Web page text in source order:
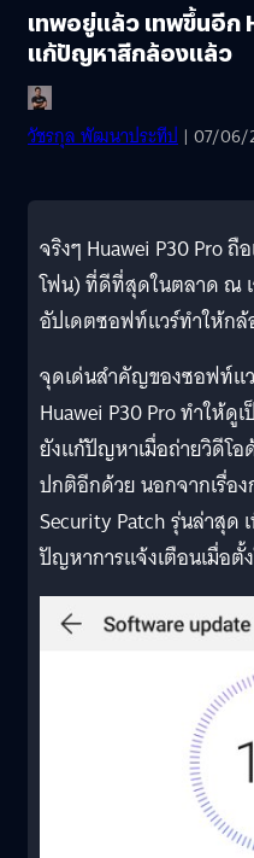
เทพอยู่แล้ว เทพขึ้นอีก
แก้ปัญหาสีกล้องแล้ว
วัชรกุล พัฒนาประทีป | 07/06/
จริงๆ Huawei P30 Pro
โฟน) ที่ดีที่สุดในตลาด ณ
อัปเดตซอฟท์แวร์ทำให้ก
จุดเด่นสำคัญของซอฟท์แ
Huawei P30 Pro ทำให้ดู
ยังแก้ปัญหาเมื่อถ่ายวิดีโ
ปกติอีกด้วย นอกจากเรื่อ
Security Patch รุ่นล่าสุด
ปัญหาการแจ้งเตือนเมื่อตั้